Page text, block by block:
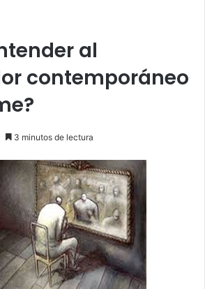
al
contemporáneo
3 minutos de lectura